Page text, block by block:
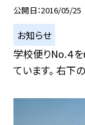
公開日 2016/05/25
お知らせ
学校便りNo.４
ています。 右下